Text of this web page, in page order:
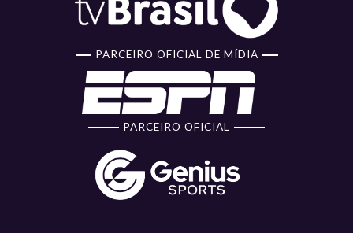
PARCEIRO OFICIAL DE MÍDIA
PARCEIRO OFICIAL